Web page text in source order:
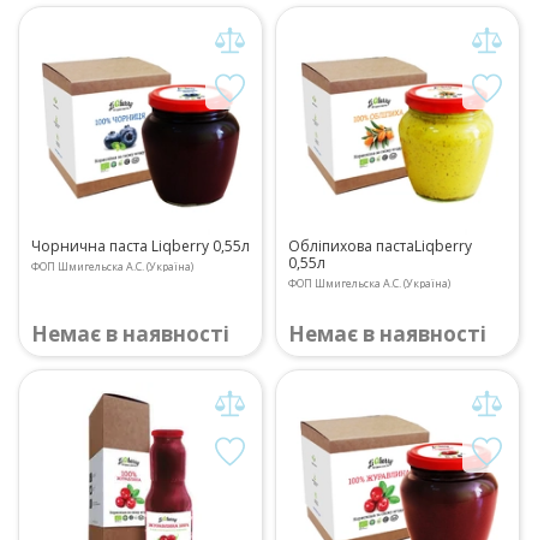
Чорнична паста Liqberry 0,55л
ФОП Шмигельска А.С. (Україна)
Немає в наявності
Обліпихова пастаLiqberry
0,55л
ФОП Шмигельска А.С. (Україна)
Немає в наявності